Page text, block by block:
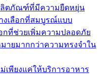
ลิตภัณฑ์ที่มีความยืดหยุ่น
งเลือกที่สมบูรณ์แบบ
กที่ช่วยเพิ่มความปลอดภัย
ายมากกว่าความทรงจำใน
เพียงแค่ให้บริการอาหาร